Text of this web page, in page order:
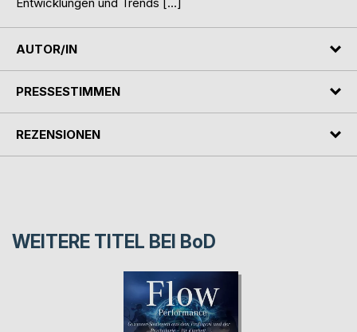
Entwicklungen und Trends […]
AUTOR/IN
PRESSESTIMMEN
REZENSIONEN
WEITERE TITEL BEI BoD